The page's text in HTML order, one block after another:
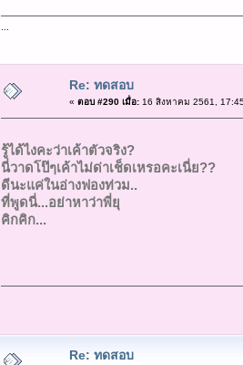
Re: ทดสอบ
« ตอบ #290 เมื่อ:16 สิงหาคม 2561,
รู้ได้ไงคะว่าเค้าตัวจริง?
นี่วาดโป๊ๆเค้าไม่ด่าเช็ดเหรอคะเนี่ย??
ดีนะแค่ในอ่างฟองท่วม..
ที่พูดนี่...อย่าหาว่าพี่ยุ
คิกคิก...
Re: ทดสอบ